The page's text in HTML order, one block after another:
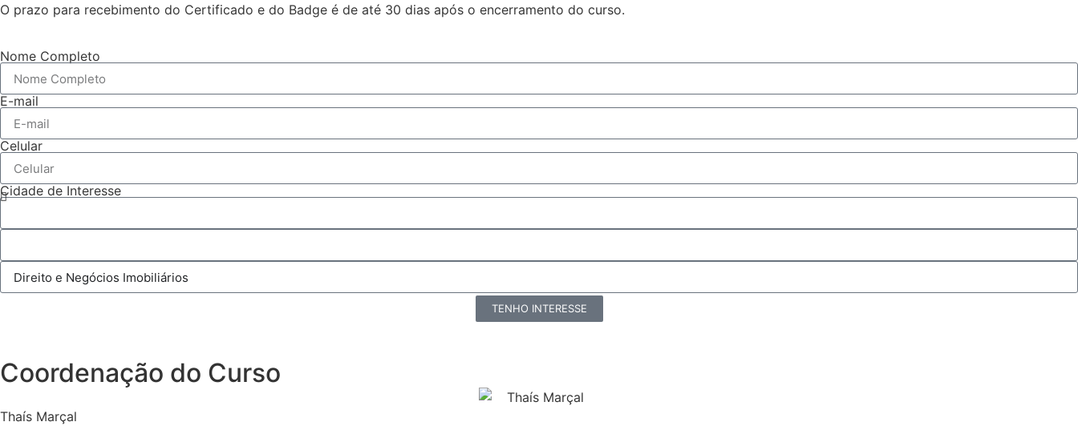
O prazo para recebimento do Certificado e do Badge é de até 30 dias após o encerramento do curso.
Nome Completo
E-mail
Celular
Cidade de Interesse
TENHO INTERESSE
Coordenação do Curso
Thaís Marçal